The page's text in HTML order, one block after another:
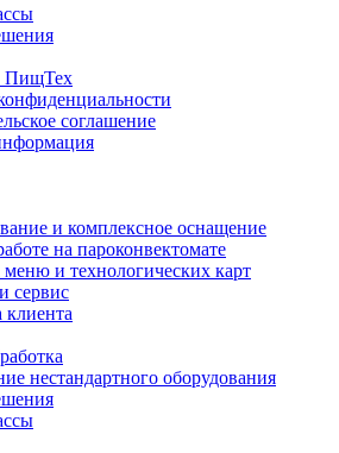
ПищТех
соглашение
и комплексное оснащение
на пароконвектомате
меню и технологических карт
сервис
нестандартного оборудования